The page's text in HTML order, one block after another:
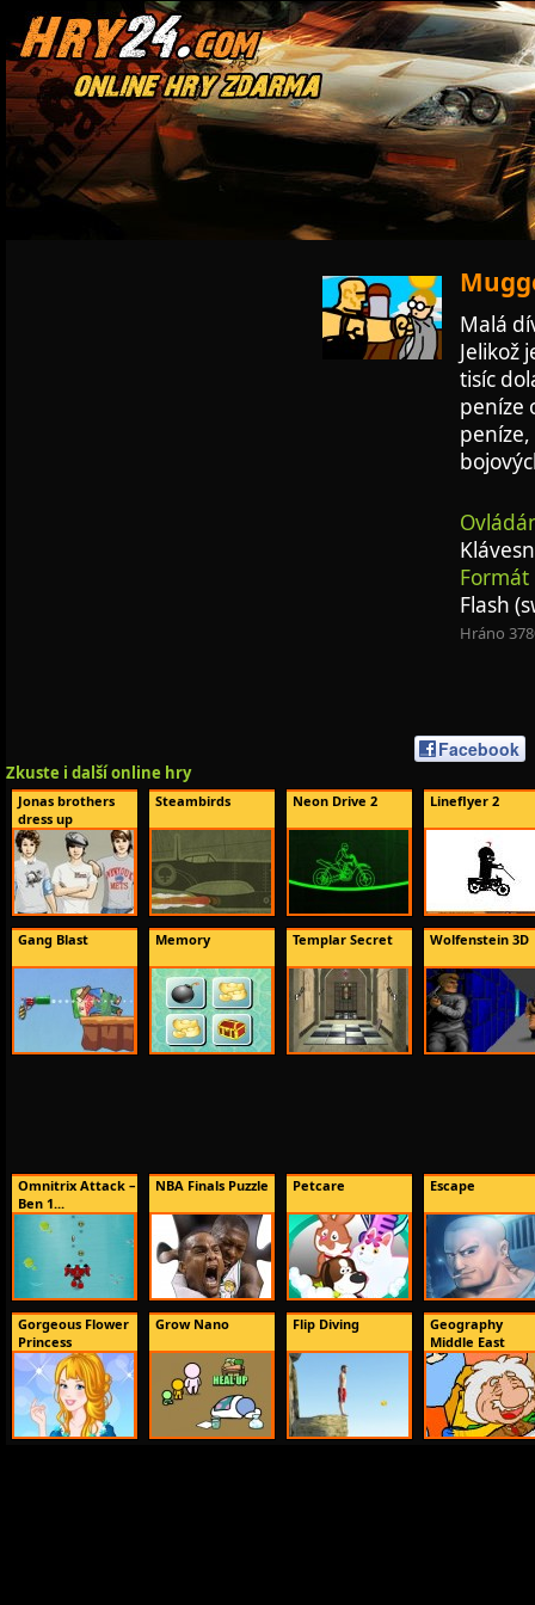
Malá
Jelikož
tisíc
peníze
Flash
Hráno
Facebook
Zkuste i další online hry
Jonas brothers
dress up
Steambirds Neon Drive 2 Lineflyer 2
Gang Blast Memory Templar Secret Wolfenstein 3D
Omnitrix Attack –
Ben 1...
NBA Finals Puzzle Petcare Escape
Gorgeous Flower
Princess
Grow Nano Flip Diving
Geography
Middle East